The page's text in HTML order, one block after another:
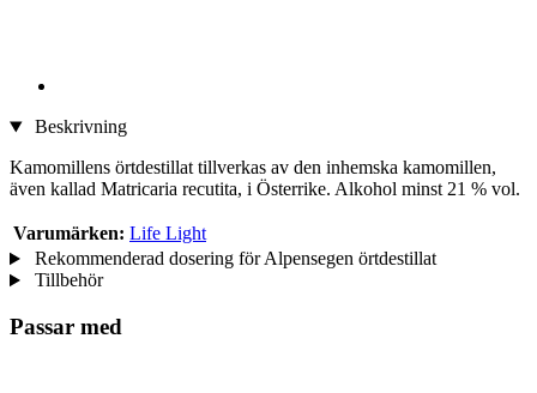
Beskrivning
Kamomillens örtdestillat tillverkas av den inhemska kamomillen,
även kallad Matricaria recutita, i Österrike. Alkohol minst 21 % vol.
Varumärken: Life Light
Rekommenderad dosering för Alpensegen örtdestillat
Tillbehör
Passar med